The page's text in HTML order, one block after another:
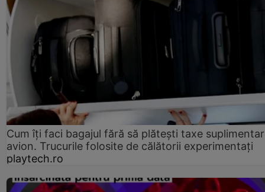
Cum îți faci bagajul fără să plătești taxe
avion. Trucurile folosite de călătorii experimentați
playtech.ro